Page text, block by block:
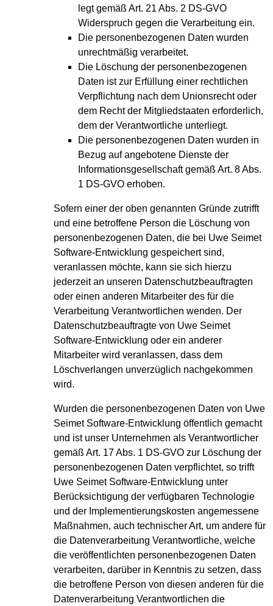
legt gemäß Art. 21 Abs. 2 DS-GVO
Widerspruch gegen die Verarbeitung ein.
Die personenbezogenen Daten wurden
unrechtmäßig verarbeitet.
Die Löschung der personenbezogenen
Daten ist zur Erfüllung einer rechtlichen
Verpflichtung nach dem Unionsrecht oder
dem Recht der Mitgliedstaaten erforderlich,
dem der Verantwortliche unterliegt.
Die personenbezogenen Daten wurden in
Bezug auf angebotene Dienste der
Informationsgesellschaft gemäß Art. 8 Abs.
1 DS-GVO erhoben.
Sofern einer der oben genannten Gründe zutrifft
und eine betroffene Person die Löschung von
personenbezogenen Daten, die bei Uwe Seimet
Software-Entwicklung gespeichert sind,
veranlassen möchte, kann sie sich hierzu
jederzeit an unseren Datenschutzbeauftragten
oder einen anderen Mitarbeiter des für die
Verarbeitung Verantwortlichen wenden. Der
Datenschutzbeauftragte von Uwe Seimet
Software-Entwicklung oder ein anderer
Mitarbeiter wird veranlassen, dass dem
Löschverlangen unverzüglich nachgekommen
wird.
Wurden die personenbezogenen Daten von Uwe
Seimet Software-Entwicklung öffentlich gemacht
und ist unser Unternehmen als Verantwortlicher
gemäß Art. 17 Abs. 1 DS-GVO zur Löschung der
personenbezogenen Daten verpflichtet, so trifft
Uwe Seimet Software-Entwicklung unter
Berücksichtigung der verfügbaren Technologie
und der Implementierungskosten angemessene
Maßnahmen, auch technischer Art, um andere für
die Datenverarbeitung Verantwortliche, welche
die veröffentlichten personenbezogenen Daten
verarbeiten, darüber in Kenntnis zu setzen, dass
die betroffene Person von diesen anderen für die
Datenverarbeitung Verantwortlichen die